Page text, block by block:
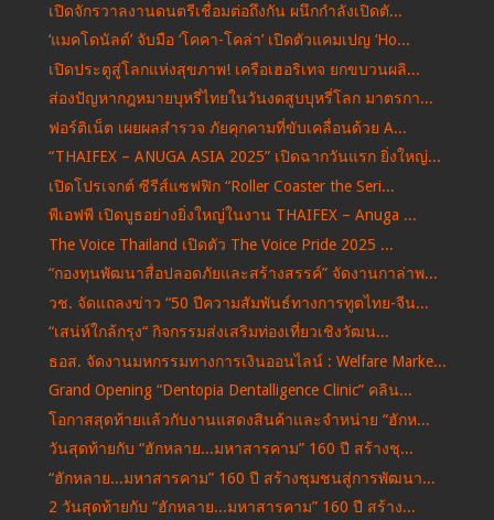
เปิดจักรวาลงานดนตรีเชื่อมต่อถึงกัน ผนึกกำลังเปิดตั...
‘แมคโดนัลด์’ จับมือ ‘โคคา-โคล่า’ เปิดตัวแคมเปญ ‘Ho...
เปิดประตูสู่โลกแห่งสุขภาพ! เครือเฮอริเทจ ยกขบวนผลิ...
ส่องปัญหากฎหมายบุหรี่ไทยในวันงดสูบบุหรี่โลก มาตรกา...
ฟอร์ติเน็ต เผยผลสำรวจ ภัยคุกคามที่ขับเคลื่อนด้วย A...
“THAIFEX – ANUGA ASIA 2025” เปิดฉากวันแรก ยิ่งใหญ่...
เปิดโปรเจกต์ ซีรีส์แซฟฟิก “Roller Coaster the Seri...
พีเอฟพี เปิดบูธอย่างยิ่งใหญ่ในงาน THAIFEX – Anuga ...
The Voice Thailand เปิดตัว The Voice Pride 2025 ...
“กองทุนพัฒนาสื่อปลอดภัยและสร้างสรรค์” จัดงานกาล่าพ...
วช. จัดแถลงข่าว “50 ปีความสัมพันธ์ทางการทูตไทย-จีน...
“เสน่ห์ใกล้กรุง“ กิจกรรมส่งเสริมท่องเที่ยวเชิงวัฒน...
ธอส. จัดงานมหกรรมทางการเงินออนไลน์ : Welfare Marke...
Grand Opening “Dentopia Dentalligence Clinic” คลิน...
โอกาสสุดท้ายแล้วกับงานแสดงสินค้าและจำหน่าย “ฮักห...
วันสุดท้ายกับ “ฮักหลาย...มหาสารคาม” 160 ปี สร้างชุ...
“ฮักหลาย...มหาสารคาม” 160 ปี สร้างชุมชนสู่การพัฒนา...
2 วันสุดท้ายกับ “ฮักหลาย...มหาสารคาม” 160 ปี สร้าง...